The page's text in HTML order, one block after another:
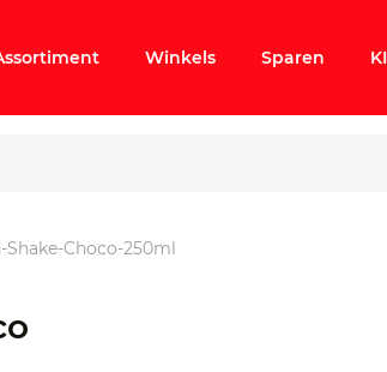
Winkels Sparen
Choco-250ml